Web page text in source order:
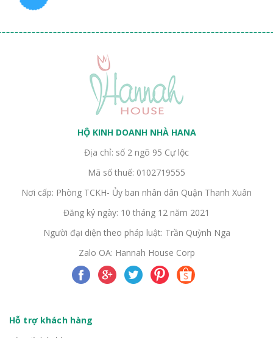
HỘ KINH DOANH NHÀ HANA
Địa chỉ: số 2 ngõ 95 Cự lộc
Mã số thuế: 0102719555
Nơi cấp: Phòng TCKH- Ủy ban nhân dân Quận Thanh Xuân
Đăng ký ngày: 10 tháng 12 năm 2021
Người đại diện theo pháp luật: Trần Quỳnh Nga
Zalo OA: Hannah House Corp
Hỗ trợ khách hàng